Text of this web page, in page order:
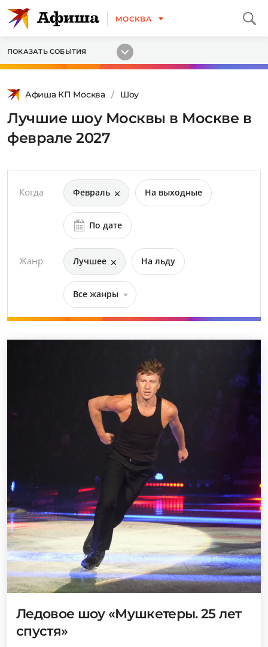
МОСКВА
ПОКАЗАТЬ СОБЫТИЯ
Афиша КП Москва Шоу
Лучшие шоу Москвы в Москве в
феврале 2027
Когда Февраль На выходные
По дате
Жанр Лучшее На льду
Все жанры
Ледовое шоу «Мушкетеры. 25 лет
спустя»